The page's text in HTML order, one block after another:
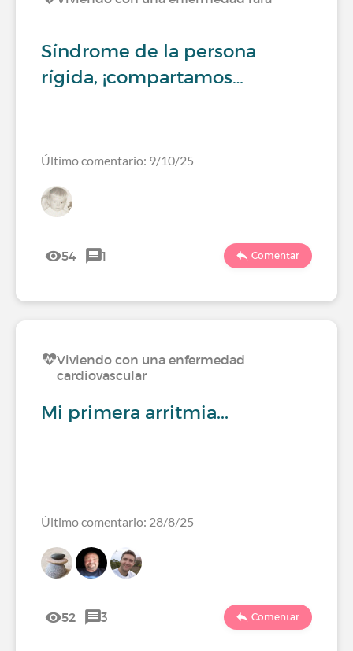
Síndrome de la persona
rígida, ¡compartamos…
Último comentario: 9/10/25
54 1 Comentar
Viviendo con una enfermedad
cardiovascular
Mi primera arritmia...
Último comentario: 28/8/25
52 3 Comentar